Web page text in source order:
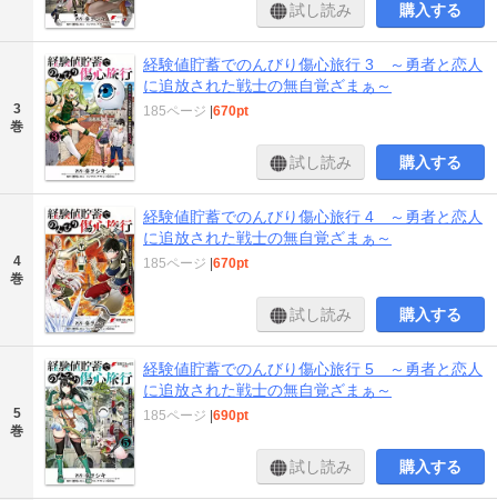
試し読み 購入する
3
巻
経験値貯蓄でのんびり傷心旅行 3 ～勇者と恋人
に追放された戦士の無自覚ざまぁ～
185ページ |670pt
試し読み 購入する
4
巻
経験値貯蓄でのんびり傷心旅行 4 ～勇者と恋人
に追放された戦士の無自覚ざまぁ～
185ページ |670pt
試し読み 購入する
5
巻
経験値貯蓄でのんびり傷心旅行 5 ～勇者と恋人
に追放された戦士の無自覚ざまぁ～
185ページ |690pt
試し読み 購入する